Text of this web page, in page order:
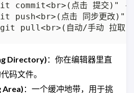
commit<br>(点击 提交)"
push<br>(点击 同步更改)"
Directory) ：你在编辑器里直
码文件。
Area) ：一个缓冲地带，用于挑